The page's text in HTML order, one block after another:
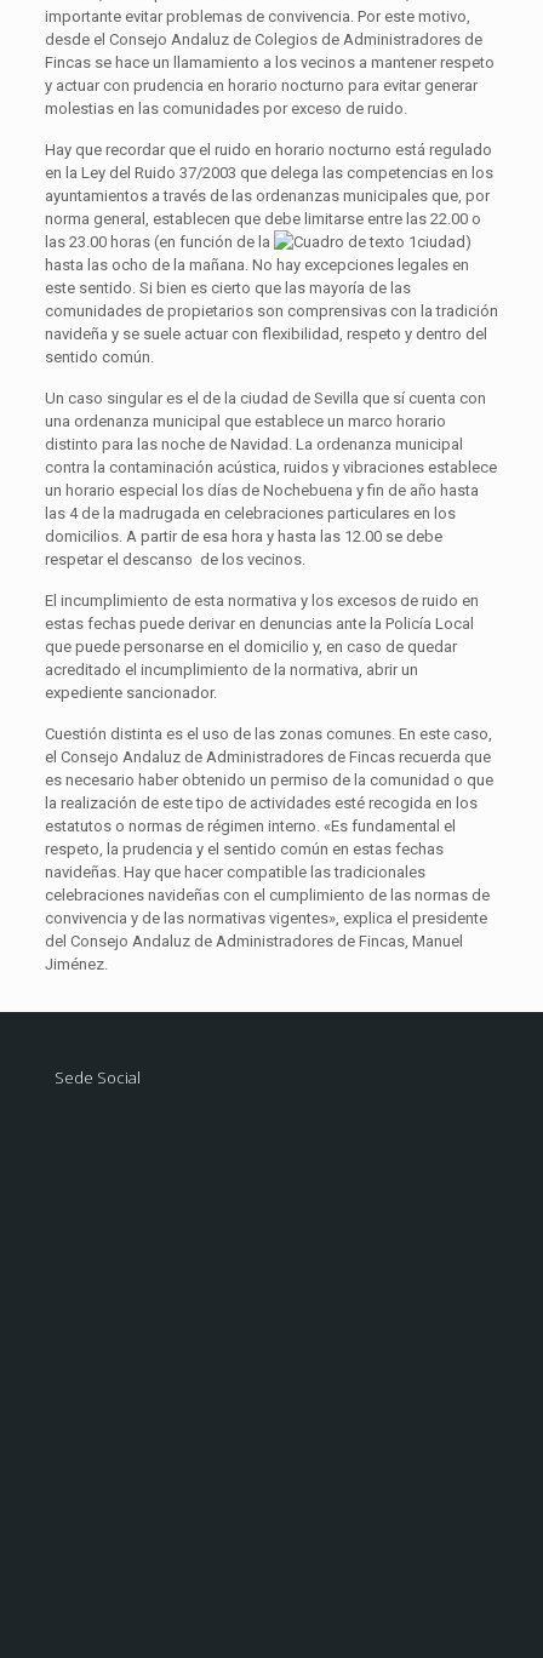
importante evitar problemas de convivencia. Por este motivo,
desde el Consejo Andaluz de Colegios de Administradores de
Fincas se hace un llamamiento a los vecinos a mantener respeto
y actuar con prudencia en horario nocturno para evitar generar
molestias en las comunidades por exceso de ruido.
Hay que recordar que el ruido en horario nocturno está regulado
en la Ley del Ruido 37/2003 que delega las competencias en los
ayuntamientos a través de las ordenanzas municipales que, por
norma general, establecen que debe limitarse entre las 22.00 o
las 23.00 horas (en función de la
ciudad)
hasta las ocho de la mañana. No hay excepciones legales en
este sentido. Si bien es cierto que las mayoría de las
comunidades de propietarios son comprensivas con la tradición
navideña y se suele actuar con flexibilidad, respeto y dentro del
sentido común.
Un caso singular es el de la ciudad de Sevilla que sí cuenta con
una ordenanza municipal que establece un marco horario
distinto para las noche de Navidad. La ordenanza municipal
contra la contaminación acústica, ruidos y vibraciones establece
un horario especial los días de Nochebuena y fin de año hasta
las 4 de la madrugada en celebraciones particulares en los
domicilios. A partir de esa hora y hasta las 12.00 se debe
respetar el descanso de los vecinos.
El incumplimiento de esta normativa y los excesos de ruido en
estas fechas puede derivar en denuncias ante la Policía Local
que puede personarse en el domicilio y, en caso de quedar
acreditado el incumplimiento de la normativa, abrir un
expediente sancionador.
Cuestión distinta es el uso de las zonas comunes. En este caso,
el Consejo Andaluz de Administradores de Fincas recuerda que
es necesario haber obtenido un permiso de la comunidad o que
la realización de este tipo de actividades esté recogida en los
estatutos o normas de régimen interno. «Es fundamental el
respeto, la prudencia y el sentido común en estas fechas
navideñas. Hay que hacer compatible las tradicionales
celebraciones navideñas con el cumplimiento de las normas de
convivencia y de las normativas vigentes», explica el presidente
del Consejo Andaluz de Administradores de Fincas, Manuel
Jiménez.
Sede Social